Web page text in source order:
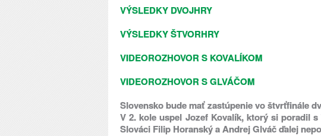
VÝSLEDKY DVOJHRY
VÝSLEDKY ŠTVORHRY
VIDEOROZHOVOR S KOVALÍKOM
VIDEOROZHOVOR S GLVÁČOM
Slovensko bude mať zastúpenie vo štvrťfinále
V 2. kole uspel Jozef Kovalík, ktorý si poradil
Slováci Filip Horanský a Andrej Glváč ďalej